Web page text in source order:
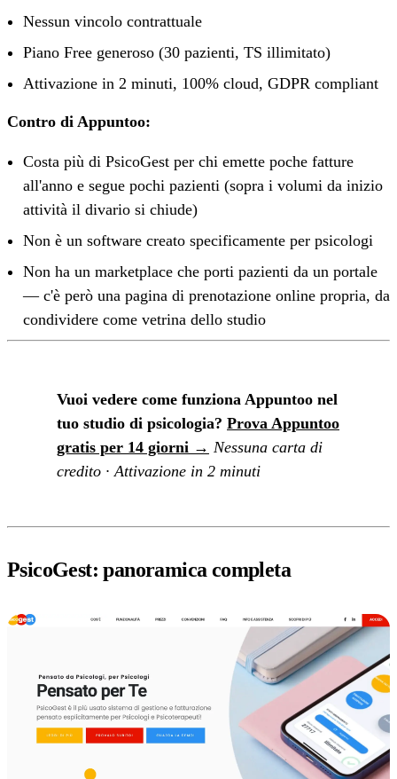
Nessun vincolo contrattuale
Piano Free generoso (30 pazienti, TS illimitato)
Attivazione in 2 minuti, 100% cloud, GDPR compliant
Contro di Appuntoo:
Costa più di PsicoGest per chi emette poche fatture
all'anno e segue pochi pazienti (sopra i volumi da inizio
attività il divario si chiude)
Non è un software creato specificamente per psicologi
Non ha un marketplace che porti pazienti da un portale
— c'è però una pagina di prenotazione online propria, da
condividere come vetrina dello studio
Vuoi vedere come funziona Appuntoo nel
tuo studio di psicologia? Prova Appuntoo
gratis per 14 giorni → Nessuna carta di
credito · Attivazione in 2 minuti
PsicoGest: panoramica completa